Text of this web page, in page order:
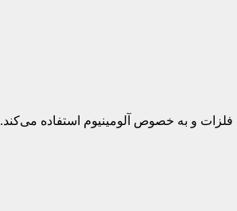
فلزات و به خصوص آلومینیوم استفاده می‌کند.